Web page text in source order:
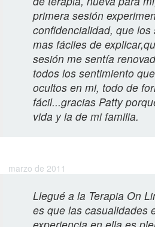
primera sesión
confidencialidad, que
mas fáciles de
sesión me sentía
todos los sentimiento
ocultos en mi, todo de
fácil...gracias Patty
vida y la de mi familia.
marzo de 2011
Llegué a la Terapia On
es que las casualidades